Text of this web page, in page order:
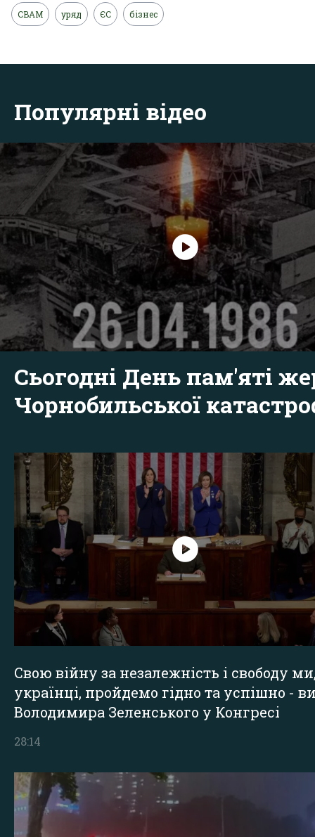
CBAM уряд ЄС бізнес
Популярні відео
Сьогодні День пам'яті
Чорнобильської
Свою війну за незалежність і свободу
українці, пройдемо гідно та успішно -
Володимира Зеленського у Конгресі
28:14